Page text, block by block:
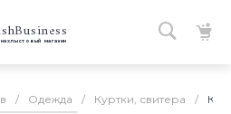
магазин
/ Одежда / Куртки, свитера /